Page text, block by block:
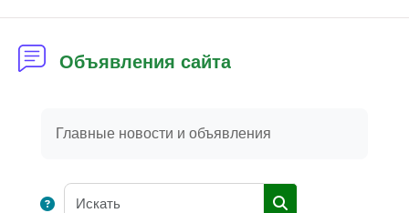
Объявления сайта
Главные новости и объявления
Искать